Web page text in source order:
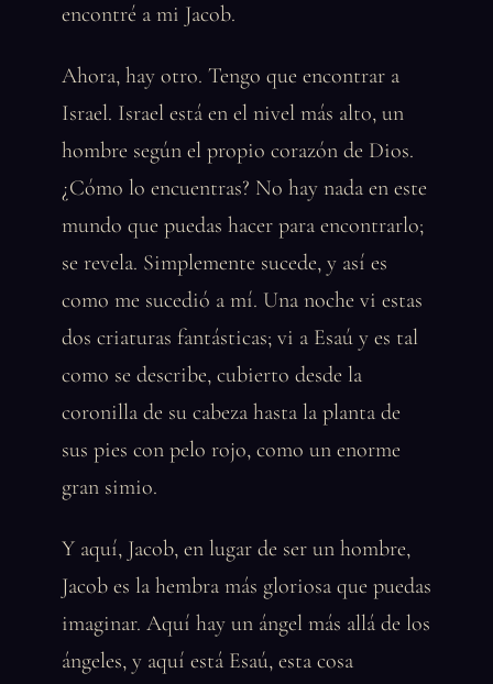
encontré a mi Jacob.
Ahora, hay otro. Tengo que encontrar a
Israel. Israel está en el nivel más alto, un
hombre según el propio corazón de Dios.
¿Cómo lo encuentras? No hay nada en este
mundo que puedas hacer para encontrarlo;
se revela. Simplemente sucede, y así es
como me sucedió a mí. Una noche vi estas
dos criaturas fantásticas; vi a Esaú y es tal
como se describe, cubierto desde la
coronilla de su cabeza hasta la planta de
sus pies con pelo rojo, como un enorme
gran simio.
Y aquí, Jacob, en lugar de ser un hombre,
Jacob es la hembra más gloriosa que puedas
imaginar. Aquí hay un ángel más allá de los
ángeles, y aquí está Esaú, esta cosa